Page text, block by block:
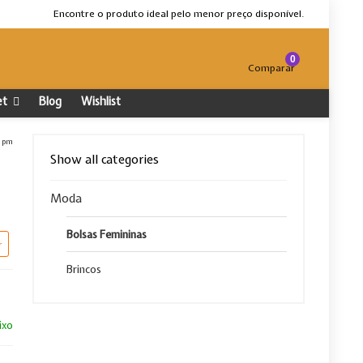
Encontre o produto ideal pelo menor preço disponível.
0
Comparar
Blog Wishlist
Show all categories
Moda
Bolsas Femininas
Brincos